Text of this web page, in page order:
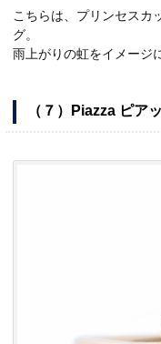
こちらは、プリンセスカ
グ。
雨上がりの虹をイメージ
（７）Piazza ピア